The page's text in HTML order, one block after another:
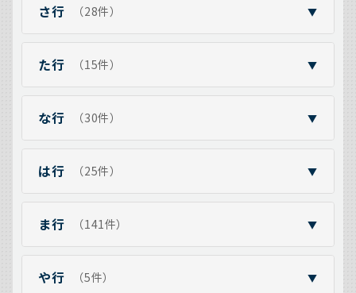
さ行 （28件） ▼
た行 （15件） ▼
な行 （30件） ▼
は行 （25件） ▼
ま行 （141件） ▼
や行 （5件） ▼